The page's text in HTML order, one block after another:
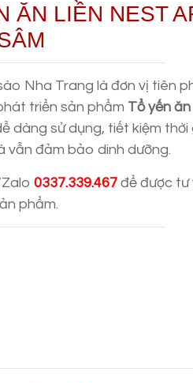
ĂN LIỀN NEST
Nha Trang là đơn vị tiên
triển sản phẩm Tổ yến ăn
dàng sử dụng, tiết kiệm thời
vẫn đảm bảo dinh dưỡng.
Zalo0337.339.467 để được tư
phẩm.